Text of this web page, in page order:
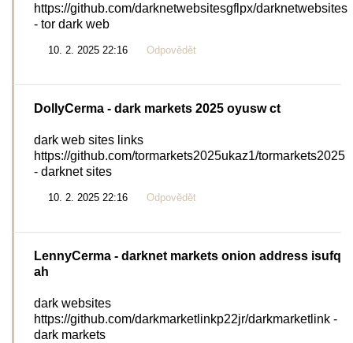
https://github.com/darknetwebsitesgflpx/darknetwebsites
- tor dark web
10. 2. 2025 22:16 Odpovědět
DollyCerma - dark markets 2025 oyusw ct
dark web sites links
https://github.com/tormarkets2025ukaz1/tormarkets2025
- darknet sites
10. 2. 2025 22:16 Odpovědět
LennyCerma - darknet markets onion address isufq
ah
dark websites
https://github.com/darkmarketlinkp22jr/darkmarketlink -
dark markets